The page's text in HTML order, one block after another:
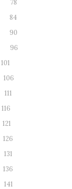
78
84
90
96
101
106
111
116
121
126
131
136
141